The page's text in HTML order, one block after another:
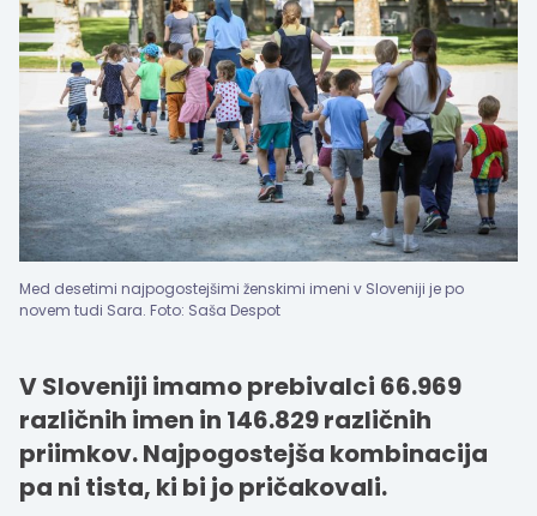
Med desetimi najpogostejšimi ženskimi imeni v Sloveniji je po
novem tudi Sara. Foto: Saša Despot
V Sloveniji imamo prebivalci 66.969
različnih imen in 146.829 različnih
priimkov. Najpogostejša kombinacija
pa ni tista, ki bi jo pričakovali.